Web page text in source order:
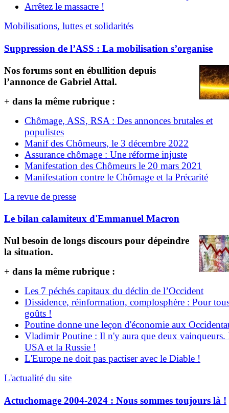
Arrêtez le massacre !
Mobilisations, luttes et solidarités
Suppression de l’ASS : La mobilisation s’organise
Nos forums sont en ébullition depuis
l’annonce de Gabriel Attal.
+ dans la même rubrique :
Chômage, ASS, RSA : Des annonces brutales et
populistes
Manif des Chômeurs, le 3 décembre 2022
Assurance chômage : Une réforme injuste
Manifestation des Chômeurs le 20 mars 2021
Manifestation contre le Chômage et la Précarité
La revue de presse
Le bilan calamiteux d'Emmanuel Macron
Nul besoin de longs discours pour dépeindre
la situation.
+ dans la même rubrique :
Les 7 péchés capitaux du déclin de l’Occident
Dissidence, réinformation, complosphère : Pour
goûts !
Poutine donne une leçon d'économie aux
Vladimir Poutine : Il n'y aura que deux vainqueurs.
USA et la Russie !
L'Europe ne doit pas pactiser avec le Diable !
L'actualité du site
Actuchomage 2004-2024 : Nous sommes toujours là !